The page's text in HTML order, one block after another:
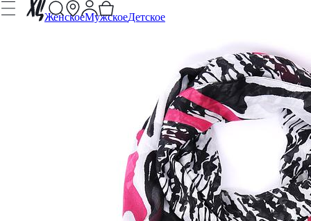
ЖенскоеМужскоеДетское